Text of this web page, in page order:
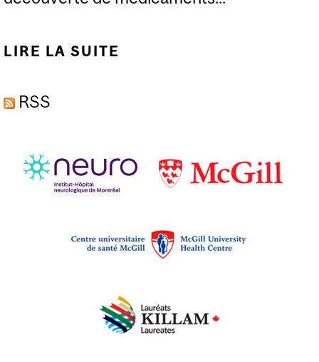
LIRE LA SUITE
TRAITEMENTS PLUS
RSS